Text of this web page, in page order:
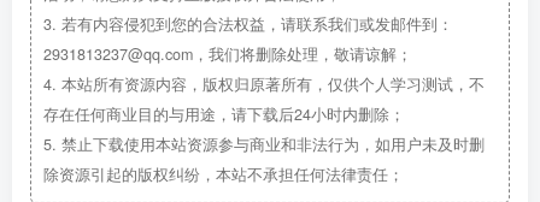
3. 若有内容侵犯到您的合法权益，请联系我们或发邮件到：
2931813237@qq.com，我们将删除处理，敬请谅解；
4. 本站所有资源内容，版权归原著所有，仅供个人学习测试，不
存在任何商业目的与用途，请下载后24小时内删除；
5. 禁止下载使用本站资源参与商业和非法行为，如用户未及时删
除资源引起的版权纠纷，本站不承担任何法律责任；